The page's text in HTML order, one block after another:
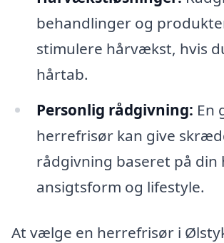
behandlinger og
stimulere hårvækst, hvis
hårtab.
Personlig rådgivning: En
herrefrisør kan give
rådgivning baseret på din
ansigtsform og lifestyle.
At vælge en herrefrisør i